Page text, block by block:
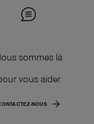
sommes là
vous aider
NOUS